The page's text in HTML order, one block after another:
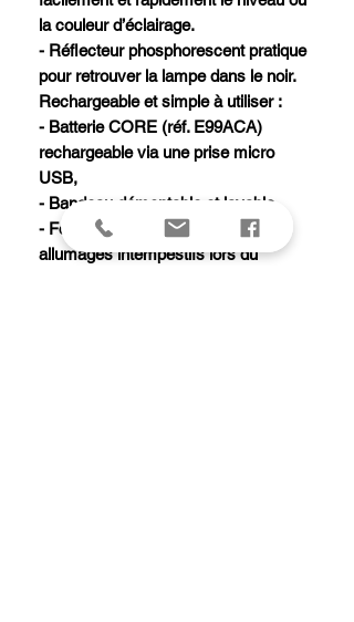
la couleur d’éclairage.
- Réflecteur phosphorescent pratique
pour retrouver la lampe dans le noir.
Rechargeable et simple à utiliser :
- Batterie CORE (réf. E99ACA)
rechargeable via une prise micro
USB,
- Bandeau démontable et lavable.
- Fonction LOCK pour éviter les
allumages intempestifs lors du